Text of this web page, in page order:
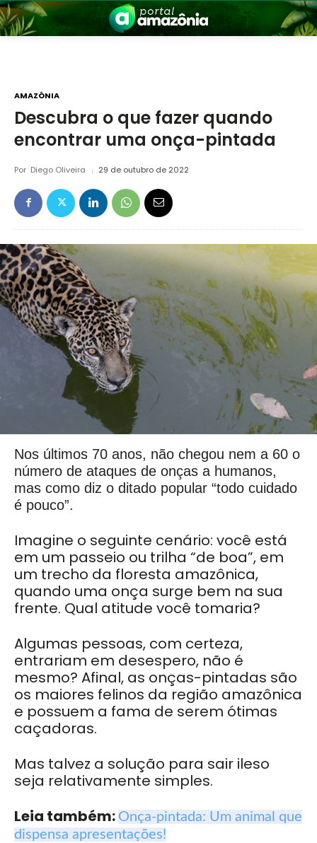
Amazônia
AMAZÔNIA
Descubra o que fazer quando
encontrar uma onça-pintada
Por Diego Oliveira 29 de outubro de 2022
Nos últimos 70 anos, não chegou nem a 60 o
número de ataques de onças a humanos,
mas como diz o ditado popular “todo cuidado
é pouco”.
Imagine o seguinte cenário: você está
em um passeio ou trilha “de boa”, em
um trecho da floresta amazônica,
quando uma onça surge bem na sua
frente. Qual atitude você tomaria?
Algumas pessoas, com certeza,
entrariam em desespero, não é
mesmo? Afinal, as onças-pintadas são
os maiores felinos da região amazônica
e possuem a fama de serem ótimas
caçadoras.
Mas talvez a solução para sair ileso
seja relativamente simples.
Leia também: Onça-pintada: Um animal que
dispensa apresentações!